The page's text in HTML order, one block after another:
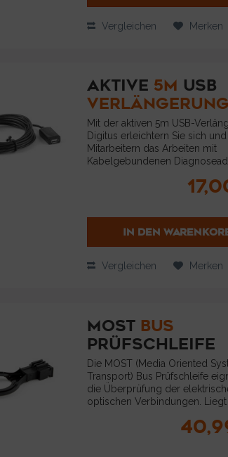
Vergleichen Merken
AKTIVE 5M USB
VERLÄNGERUNG
Mit der aktiven 5m USB-
Digitus erleichtern Sie sich und
Mitarbeitern das Arbeiten mit
Kabelgebundenen
Durch die extra Reichweite
IN DEN
Vergleichen Merken
MOST BUS
PRÜFSCHLEIFE
Die MOST (Media Oriented
Transport) Bus Prüfschleife
die Überprüfung der
optischen Verbindungen. Liegt
Spannungsversorgung, kann